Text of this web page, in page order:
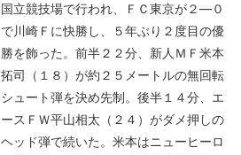
国立競技場で行われ、ＦＣ東京が２―０
で川崎Ｆに快勝し、５年ぶり２度目の優
勝を飾った。前半２２分、新人ＭＦ米本
拓司（１８）が約２５メートルの無回転
シュート弾を決め先制。後半１４分、エ
ースＦＷ平山相太（２４）がダメ押しの
ヘッド弾で続いた。米本はニューヒーロ